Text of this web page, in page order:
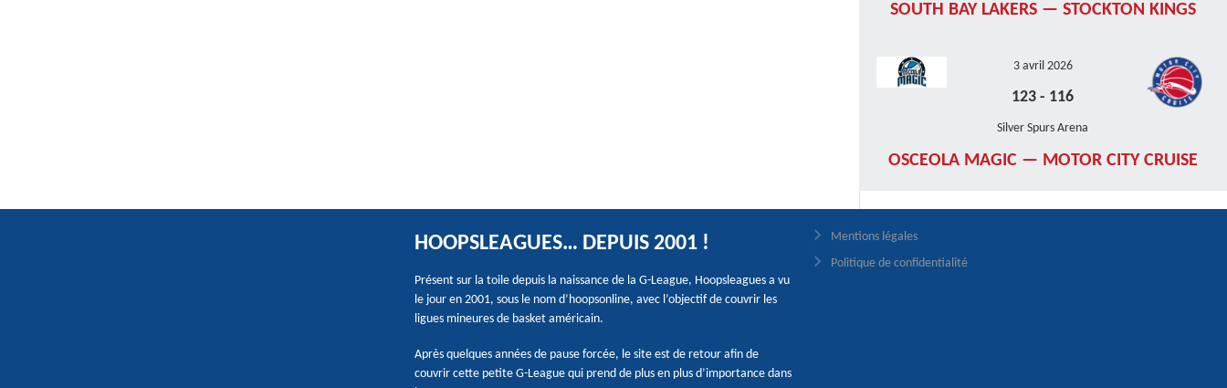
SOUTH BAY LAKERS — STOCKTON KINGS
3 avril 2026
123 - 116
Silver Spurs Arena
OSCEOLA MAGIC — MOTOR CITY CRUISE
HOOPSLEAGUES… DEPUIS 2001 !
Présent sur la toile depuis la naissance de la G-League, Hoopsleagues a vu
le jour en 2001, sous le nom d’hoopsonline, avec l’objectif de couvrir les
ligues mineures de basket américain.
Après quelques années de pause forcée, le site est de retour afin de
couvrir cette petite G-League qui prend de plus en plus d’importance dans
Mentions légales
Politique de confidentialité